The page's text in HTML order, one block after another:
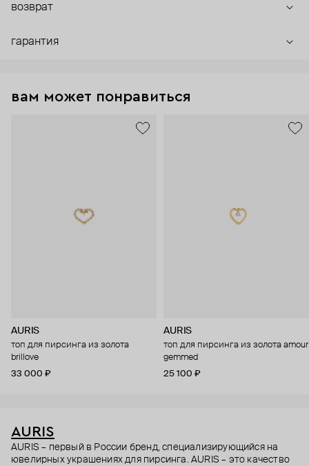
возврат
гарантия
вам может понравиться
AURIS
топ для пирсинга из золота
brillove
33 000 ₽
AURIS
топ для пирсинга из золота amour
gemmed
25 100 ₽
AURIS
AURIS – первый в России бренд, специализирующийся на
ювелирных украшениях для пирсинга. AURIS – это качество